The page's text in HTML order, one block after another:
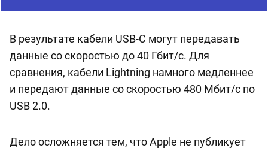
В результате кабели USB-C могут передавать
данные со скоростью до 40 Гбит/с. Для
сравнения, кабели Lightning намного медленнее
и передают данные со скоростью 480 Мбит/с по
USB 2.0.
Дело осложняется тем, что Apple не публикует